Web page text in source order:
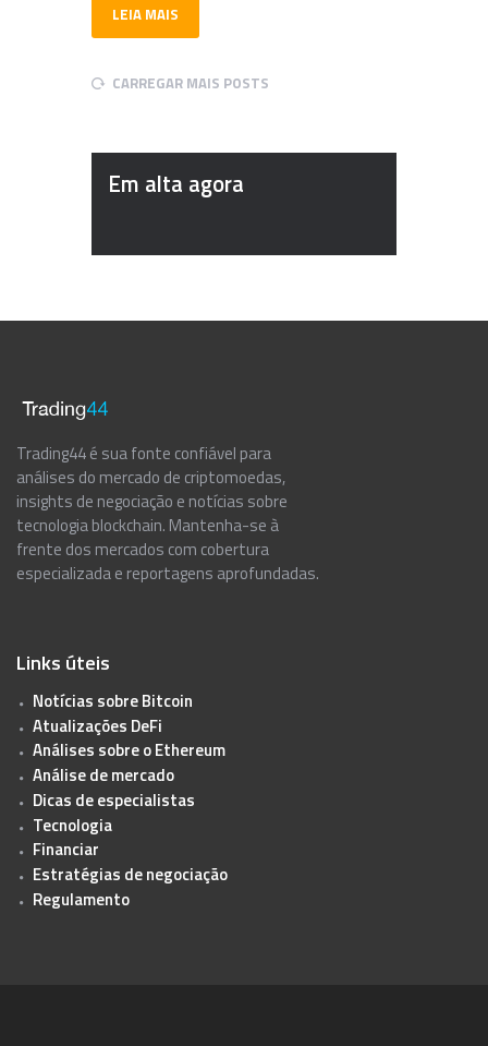
LEIA MAIS
CARREGAR MAIS POSTS
Em alta agora
Trading44 é sua fonte confiável para
análises do mercado de criptomoedas,
insights de negociação e notícias sobre
tecnologia blockchain. Mantenha-se à
frente dos mercados com cobertura
especializada e reportagens aprofundadas.
Links úteis
Notícias sobre Bitcoin
Atualizações DeFi
Análises sobre o Ethereum
Análise de mercado
Dicas de especialistas
Tecnologia
Financiar
Estratégias de negociação
Regulamento